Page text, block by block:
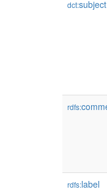
dct:subject
rdfs:
rdfs:label